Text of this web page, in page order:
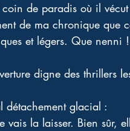
de paradis où il
de ma chronique que
et légers. Que nenni !
digne des thrillers
détachement glacial :
la laisser. Bien sûr,